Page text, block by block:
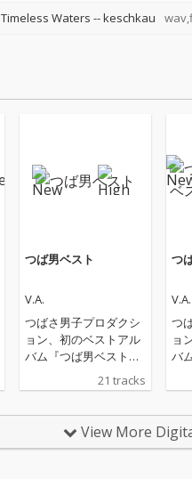
Timeless Waters --keschkau
つば男ベスト
V.A.
つばさ男子プロダクシ
ョン、初のベストアル
バム『つば男ベスト』
『つば男インストベス
ト』の2作品配信リリ
は、CUBERS、THE SU
PER FRUIT、世が世な
21 tracks
つ
V.A.
つ
ョ
バ
ト
は
View More